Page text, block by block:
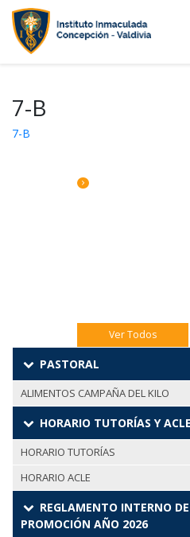
7-B
7-B
Ver Todos
PASTORAL
ALIMENTOS CAMPAÑA DEL KILO
HORARIO TUTORÍAS Y
HORARIO TUTORÍAS
HORARIO ACLE
REGLAMENTO INTERNO
PROMOCIÓN AÑO 2026